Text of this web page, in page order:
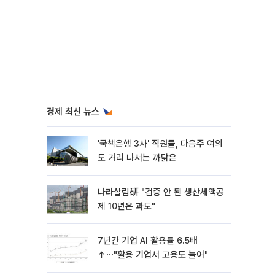
경제 최신 뉴스
'국책은행 3사' 직원들, 다음주 여의
도 거리 나서는 까닭은
나라살림硏 "검증 안 된 생산세액공
제 10년은 과도"
7년간 기업 AI 활용률 6.5배
↑⋯"활용 기업서 고용도 늘어"